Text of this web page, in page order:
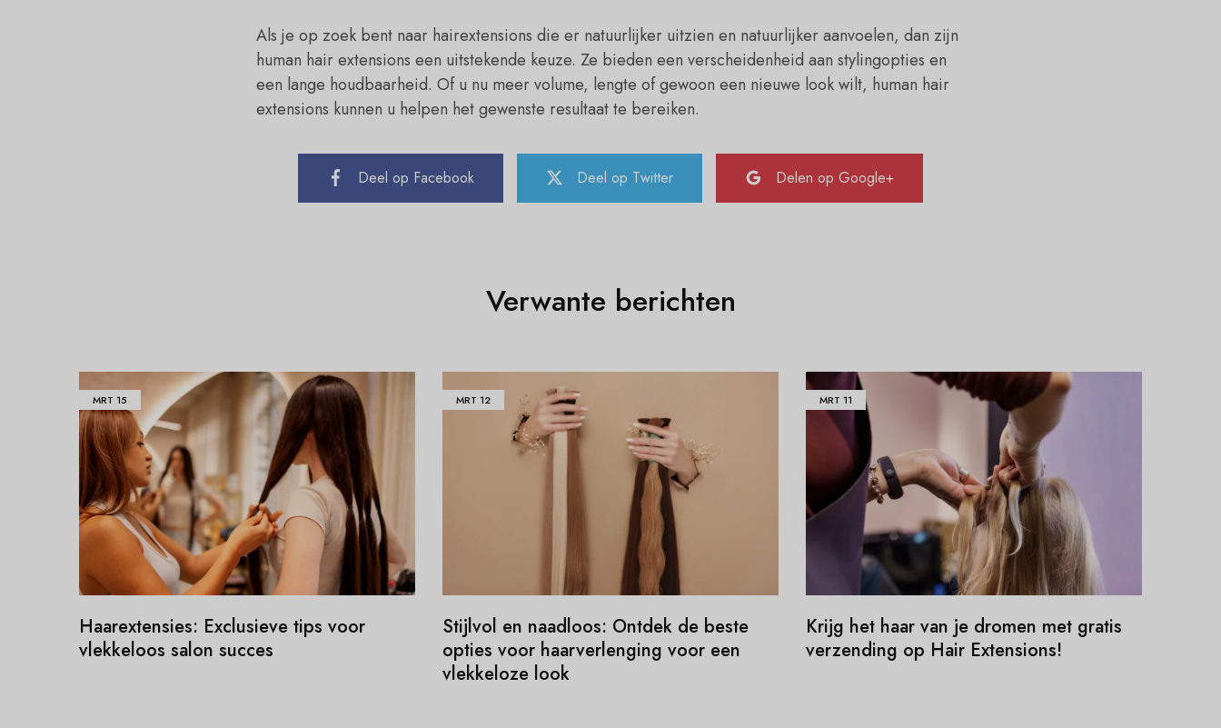
Als je op zoek bent naar hairextensions die er natuurlijker uitzien en natuurlijker aanvoelen, dan zijn
human hair extensions een uitstekende keuze. Ze bieden een verscheidenheid aan stylingopties en
een lange houdbaarheid. Of u nu meer volume, lengte of gewoon een nieuwe look wilt, human hair
extensions kunnen u helpen het gewenste resultaat te bereiken.
Deel op Facebook Deel op Twitter Delen op Google+
Verwante berichten
MRT 15
Haarextensies: Exclusieve tips voor
vlekkeloos salon succes
MRT 12
Stijlvol en naadloos: Ontdek de beste
opties voor haarverlenging voor een
vlekkeloze look
MRT 11
Krijg het haar van je dromen met gratis
verzending op Hair Extensions!